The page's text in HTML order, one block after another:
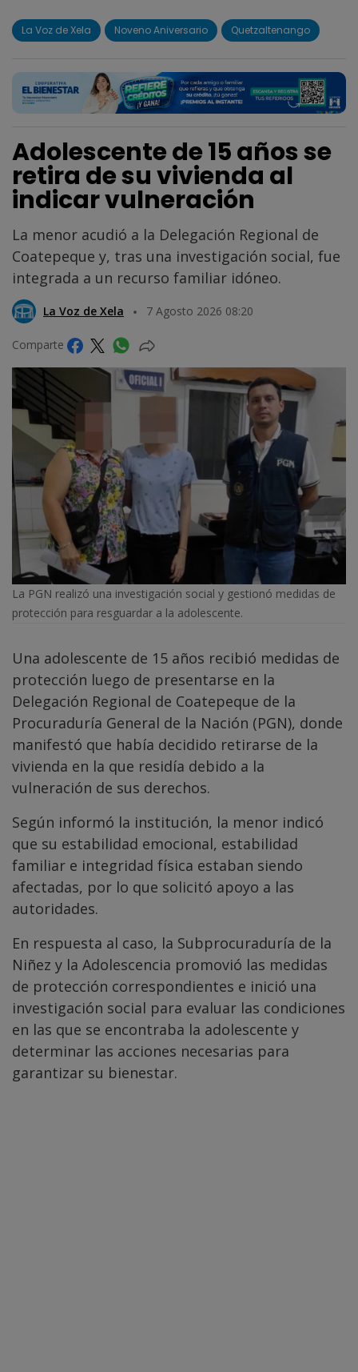
La Voz de Xela Noveno Aniversario Quetzaltenango
Adolescente de 15 años se
retira de su vivienda al
indicar vulneración
La menor acudió a la Delegación Regional de
Coatepeque y, tras una investigación social, fue
integrada a un recurso familiar idóneo.
La Voz de Xela 7 Agosto 2026 08:20
Comparte
La PGN realizó una investigación social y gestionó medidas de
protección para resguardar a la adolescente.
Una adolescente de 15 años recibió medidas de
protección luego de presentarse en la
Delegación Regional de Coatepeque de la
Procuraduría General de la Nación (PGN), donde
manifestó que había decidido retirarse de la
vivienda en la que residía debido a la
vulneración de sus derechos.
Según informó la institución, la menor indicó
que su estabilidad emocional, estabilidad
familiar e integridad física estaban siendo
afectadas, por lo que solicitó apoyo a las
autoridades.
En respuesta al caso, la Subprocuraduría de la
Niñez y la Adolescencia promovió las medidas
de protección correspondientes e inició una
investigación social para evaluar las condiciones
en las que se encontraba la adolescente y
determinar las acciones necesarias para
garantizar su bienestar.